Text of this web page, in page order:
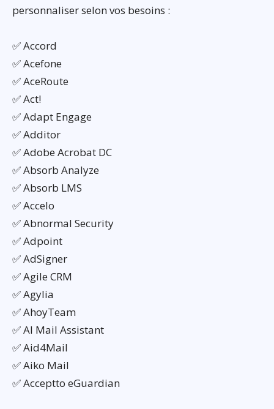
personnaliser selon vos besoins :
✅ Accord
✅ Acefone
✅ AceRoute
✅ Act!
✅ Adapt Engage
✅ Additor
✅ Adobe Acrobat DC
✅ Absorb Analyze
✅ Absorb LMS
✅ Accelo
✅ Abnormal Security
✅ Adpoint
✅ AdSigner
✅ Agile CRM
✅ Agylia
✅ AhoyTeam
✅ AI Mail Assistant
✅ Aid4Mail
✅ Aiko Mail
✅ Acceptto eGuardian